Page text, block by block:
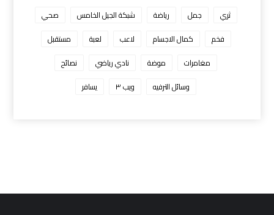
ثري
جمل رياضة شبكة الجيل الخامس
صحي
فخم
كمال الاجسام لاعب لعبة
مستقبل
مغامرات
موضة نادي رياضي
نصائح
وسائل الترفيه
ويب ٣ يسافر